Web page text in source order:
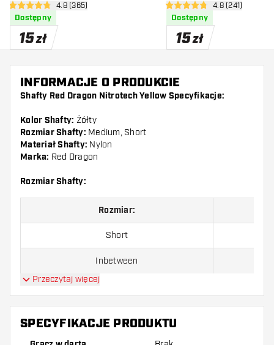
otwórz panel recenzji
4.8 gwiazdki oceny
4.8 (365)
Dostępny
15zł
otwórz panel
4.8 gwiazdki oceny
4.8 (241)
Dostępny
15zł
INFORMACJE O PRODUKCIE
Shafty Red Dragon Nitrotech Yellow Specyfikacje:
Kolor Shafty: Żółty
Rozmiar Shafty: Medium, Short
Materiał Shafty: Nylon
Marka: Red Dragon
Rozmiar Shafty:
Rozmiar:
Short
Inbetween
Shafty są sprzedawane jako zestaw (3 shafty razem)
Przeczytaj więcej
SPECYFIKACJE PRODUKTU